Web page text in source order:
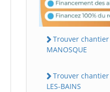
Trouver
MANOSQUE
Trouver
LES-BAINS